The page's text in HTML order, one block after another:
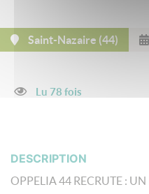
Saint-Nazaire (44)
Lu 78 fois
DESCRIPTION
OPPELIA 44 RECRUTE : UN